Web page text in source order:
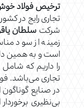
ترخیص فولاد
تجاری رایج در
شرکت سلطان
زمینه از سود
است و به همین
را داریم که
تجاری می‌باشد.
در صنایع
بی‌نظیری